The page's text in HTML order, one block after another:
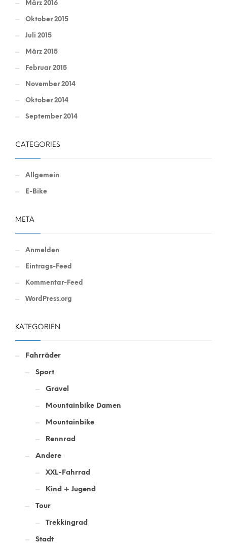
März 2016
Oktober 2015
Juli 2015
März 2015
Februar 2015
November 2014
Oktober 2014
September 2014
CATEGORIES
Allgemein
E-Bike
META
Anmelden
Eintrags-Feed
Kommentar-Feed
WordPress.org
KATEGORIEN
Fahrräder
Sport
Gravel
Mountainbike Damen
Mountainbike
Rennrad
Andere
XXL-Fahrrad
Kind + Jugend
Tour
Trekkingrad
Stadt